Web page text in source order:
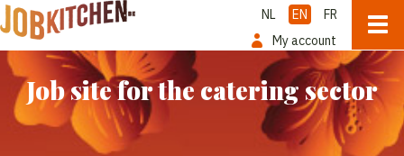
NL EN
FR
My account
Job site for the catering sector